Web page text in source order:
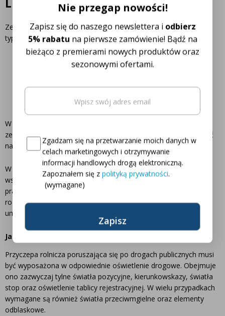
Zestawy oświetleniowe LED znajdują zastosowanie w wielu
typach pojazdów i maszyn.Najczęściej montuje się je w:
przyczepach rolniczych;
naczepach transportowych;
pojazdach ciężarowych.
W zależności od modelu mogą to być również praktyczne
zestawy lamp magnetycznych, które można łatwo zamontować
na maszynie bez trwałych modyfikacji konstrukcji.
W gospodarstwach rolnych oświetlenie transportowe często
współpracuje z innymi systemami lamp. Na przykład podczas
pracy nocnej w polu wykorzystuje się także specjalistyczne
rozwiązania takie jak opryskiwacze polowe LED, które
umożliwiają dokładną obserwację pracy opryskiwacza.
Jakie światła są wymagane w przyczepie rolniczej?
Przyczepa rolnicza poruszająca się po drogach publicznych musi
być wyposażona w odpowiednie oświetlenie drogowe. Obejmuje
ono zazwyczaj tylne światła pozycyjne, kierunkowskazy, światła
stop oraz oświetlenie tablicy rejestracyjnej. W wielu przypadkach
wymagane są również światła przeciwmgielne oraz elementy
odblaskowe.
Nie przegap nowości!
Zapisz się do naszego newslettera i odbierz
5% rabatu na pierwsze zamówienie! Bądź na
bieżąco z premierami nowych produktów oraz
sezonowymi ofertami.
Email
Consent (wymagane)
Zgadzam się na przetwarzanie moich danych w
celach marketingowych i otrzymywanie
informacji handlowych drogą elektroniczną.
Zapoznałem się z polityką prywatności.
(wymagane)
Oto Twój kod zniżkowy na